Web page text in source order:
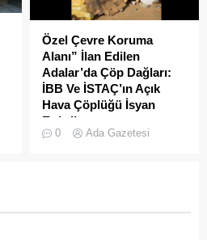
Özel Çevre Koruma
Alanı” İlan Edilen
Adalar’da Çöp Dağları:
İBB Ve İSTAÇ’ın Açık
Hava Çöplüğü İsyan
Ettirdi
Adalar'da çekilen çöp
0 Ada Gazetesi